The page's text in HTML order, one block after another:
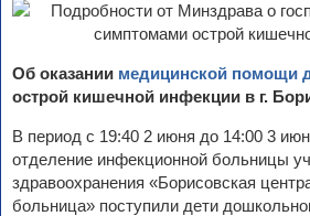
Об оказании медицинской помощи
острой кишечной инфекции в г.
В период с 19:40 2 июня до 14:00 3
отделение инфекционной больницы
здравоохранения «Борисовская
больница» поступили дети